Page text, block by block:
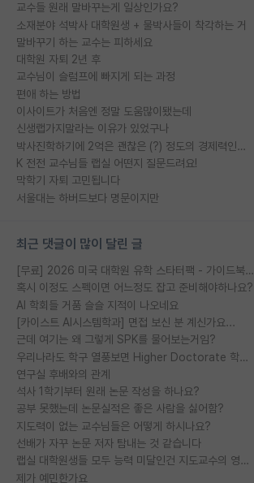
교수들 원래 말바꾸는게 일상인가요?
소재분야 석박사 대학원생 + 물박사들이 착각하는 거
말바꾸기 하는 교수는 피하세요
대학원 자퇴 2년 후
교수님이 슬럼프에 빠지게 되는 과정
편애 하는 방법
이사이트가 처음엔 정말 도움많이됐는데
신생랩가지말라는 이유가 있었구나
박사진학하기에 2억은 괜찮은 (?) 정도의 경제력인가요
K 전전 교수님들 랩실 어떤지 질문드려요!
막학기 자퇴 고민됩니다
서울대는 하버드보다 명문이지만
최근 댓글이 많이 달린 글
[무료] 2026 미국 대학원 유학 스타터팩 - 가이드북 & 합격자 컨택메일 템플릿
혹시 이정도 스펙이면 어느정도 잡고 준비해야하나요?
AI 학회들 거품 슬슬 지적이 나오네요
[카이스트 AI시스템학과] 면접 보신 분 계신가요...
근데 여기는 왜 그렇게 SPK를 물어보는거임?
우리나라도 학구 열풍보면 Higher Doctorate 학위가 필요하다고 봅니다.
연구실 후배와의 관계
석사 1학기부터 원래 논문 작성을 하나요?
공부 못했는데 논문실적은 좋은 사람을 싫어함?
지도력이 없는 교수님들은 어떻게 하시나요?
선배가 자꾸 논문 저자 탐내는 것 같습니다
랩실 대학원생들 모두 능력 미달인건 지도교수의 영향 아닌가?
제가 예민한가요